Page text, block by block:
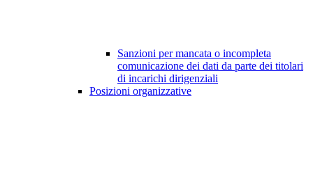
Sanzioni per mancata o incompleta
comunicazione dei dati da parte dei titolari
di incarichi dirigenziali
Posizioni organizzative